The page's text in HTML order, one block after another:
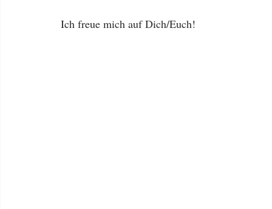
Ich freue mich auf Dich/Euch!